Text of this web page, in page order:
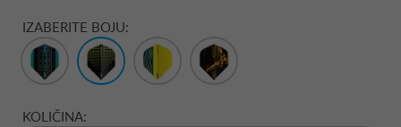
IZABERITE BOJU:
KOLIČINA: